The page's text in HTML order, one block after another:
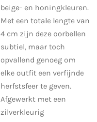
beige- en honingkleuren.
Met een totale lengte van
4 cm zijn deze oorbellen
subtiel, maar toch
opvallend genoeg om
elke outfit een verfijnde
herfstsfeer te geven.
Afgewerkt met een
zilverkleurig